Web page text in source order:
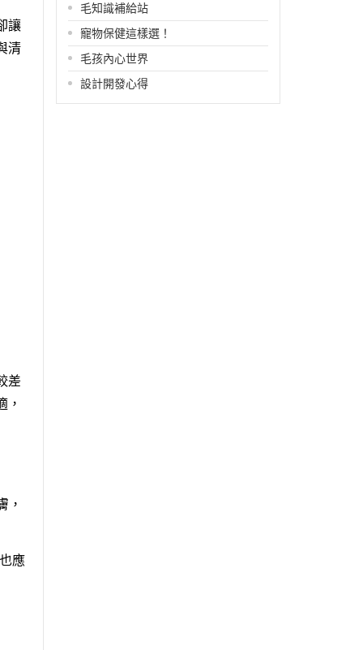
讓
清
差
，
，
應
毛知識補給站
寵物保健這樣選！
毛孩內心世界
設計開發心得